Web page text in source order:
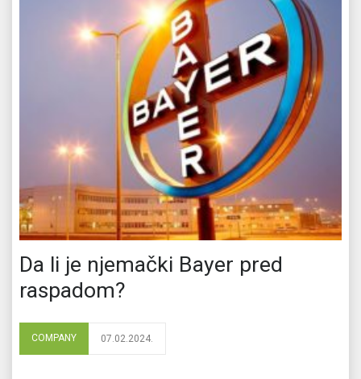
Da li je njemački Bayer pred
raspadom?
COMPANY 07.02.2024.